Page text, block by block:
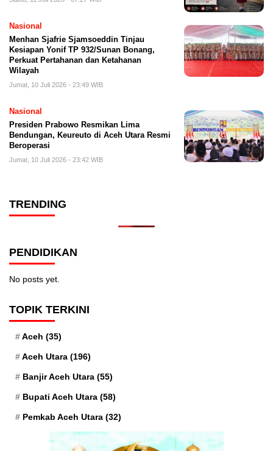
Nasional
Menhan Sjafrie Sjamsoeddin Tinjau
Kesiapan Yonif TP 932/Sunan Bonang,
Perkuat Pertahanan dan Ketahanan
Wilayah
Jumat, 10 Juli 2026 - 23:49 WIB
Nasional
Presiden Prabowo Resmikan Lima
Bendungan, Keureuto di Aceh Utara Resmi
Beroperasi
Jumat, 10 Juli 2026 - 23:42 WIB
TRENDING
PENDIDIKAN
No posts yet.
TOPIK TERKINI
Aceh (35)
Aceh Utara (196)
Banjir Aceh Utara (55)
Bupati Aceh Utara (58)
Pemkab Aceh Utara (32)